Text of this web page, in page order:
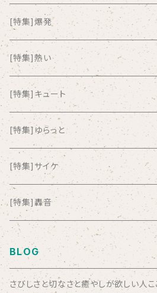
ALL ITEM 10 TIMES
Amia Calva
Amsterdamned
ANYO
And Summer Club
anticlockwise
Aysula
Bad Operation
[特集]爆発
[特集]熱い
[特集]キュート
[特集]ゆらっと
[特集]サイケ
[特集]轟音
BLOG
さびしさと切なさと癒やしが欲しい人